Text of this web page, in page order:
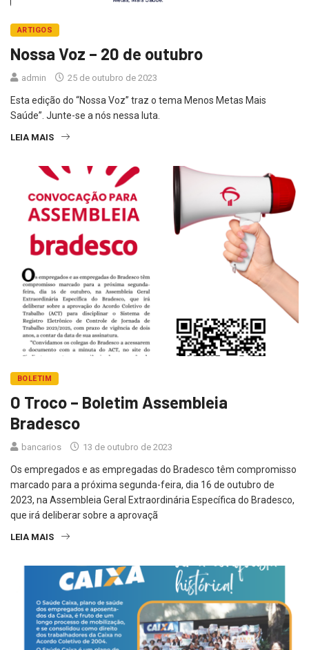
ARTIGOS
Nossa Voz – 20 de outubro
admin 25 de outubro de 2023
Esta edição do “Nossa Voz” traz o tema Menos Metas Mais
Saúde”. Junte-se a nós nessa luta.
LEIA MAIS
BOLETIM
O Troco – Boletim Assembleia
Bradesco
bancarios 13 de outubro de 2023
Os empregados e as empregadas do Bradesco têm compromisso
marcado para a próxima segunda-feira, dia 16 de outubro de
2023, na Assembleia Geral Extraordinária Específica do Bradesco,
que irá deliberar sobre a aprovaçã
LEIA MAIS